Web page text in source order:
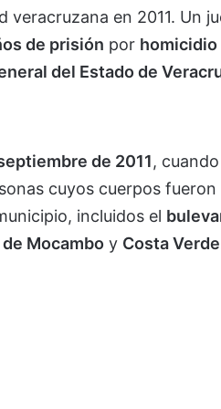
veracruzana en 2011. Un
de prisión por
del Estado de
de 2011,
cuyos cuerpos
incluidos el
Mocambo y Costa Verde